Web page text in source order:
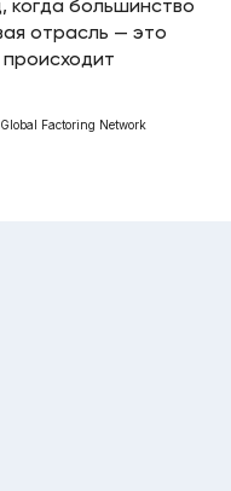
когда большинство
отрасль — это
происходит
Global Factoring Network